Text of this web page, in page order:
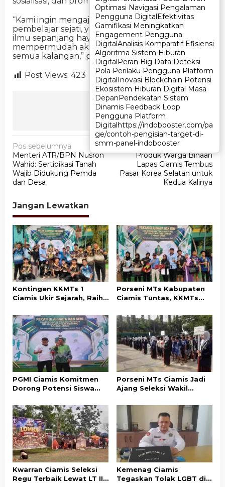
Optimasi Navigasi Pengalaman
Pengguna DigitalEfektivitas
Gamifikasi Meningkatkan
Engagement Pengguna
DigitalAnalisis Komparatif Efisiensi
Algoritma Sistem Hiburan
DigitalPeran Big Data Deteksi
Pola Perilaku Pengguna Platform
DigitalInovasi Blockchain Potensi
Ekosistem Hiburan Digital Masa
DepanPendekatan Sistem
Dinamis Feedback Loop
Pengguna Platform
Digitalhttps://indobooster.com/pa
ge/contoh-pengisian-target-di-
smm-panel-indobooster
Optimasi Navigasi Pengalaman
Pengguna DigitalEfektivitas
Gamifikasi Meningkatkan
Engagement Pengguna
DigitalAnalisis Komparatif Efisiensi
Algoritma Sistem Hiburan
DigitalPeran Big Data Deteksi
Pola Perilaku Pengguna Platform
DigitalInovasi Blockchain Potensi
Ekosistem Hiburan Digital Masa
DepanPendekatan Sistem
Dinamis Feedback Loop
Pengguna Platform
Digitalhttps://indobooster.com/pa
ge/contoh-pengisian-target-di-
smm-panel-indobooster
“Kami ingin mengajak masyarakat untuk menjadi
pembelajar sejati, yang tidak berhenti menimba
ilmu sepanjang hayat. UT hadir untuk
mempermudah akses pendidikan tinggi bagi
semua kalangan,” pungkasnya. (PUTRI)
Post Views: 423
Ikuti Kami
N
a
v
i
g
a
s
i
p
o
s
Pos sebelumnya
Menteri ATR/BPN Nusron
Wahid: Sertipikasi Tanah
Wajib Didukung Pemda
dan Desa
Pos berikutnya
Produk Warga Binaan
Lapas Ciamis Tembus
Pasar Korea Selatan untuk
Kedua Kalinya
Jangan Lewatkan
Kontingen KKMTs 1
Ciamis Ukir Sejarah, Raih
Kabupaten Ciamis
Porseni MTs Kabupaten
Ciamis Tuntas, KKMTs
di Jabar
PGMI Ciamis Komitmen
Dorong Potensi Siswa
Olahraga dan Seni
Porseni MTs Ciamis Jadi
Ajang Seleksi Wakil
Jawa Barat
Kwarran Ciamis Seleksi
Regu Terbaik Lewat LT II
Kemenag Ciamis
Tegaskan Tolak LGBT di